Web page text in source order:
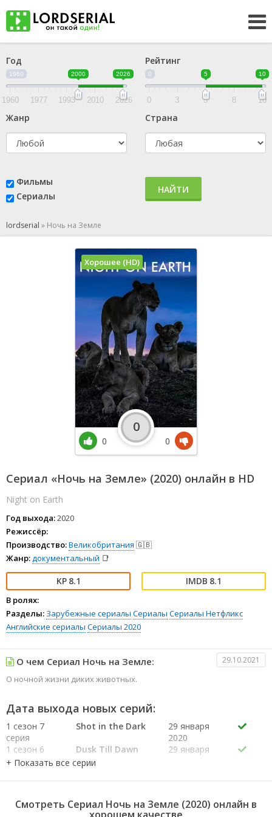
Год
1960 2000 2026
1960 1977 1993 2010 2026
Рейтинг
0 5 10
0 3 5 8 10
Жанр Страна
Фильмы
Сериалы
НАЙТИ
lordserial » Ночь на Земле
Сериал «Ночь на Земле» (2020) онлайн в HD
Night on Earth
Год выхода:2020
Режиссёр:
Производство:Великобритания 🇬🇧
Жанр:документальный 📑
8.1 8.1
В ролях:
Разделы: Зарубежные сериалы Сериалы Сериалы Нетфликс
Английские сериалы Сериалы 2020
Хорошее (HD)
0
0
0
О чем Сериал Ночь на Земле: 29.10.2021
О ночной жизни диких животных.
Дата выхода новых серий:
1 сезон 7
серия
Shot in the Dark
29 января
2020
1 сезон 6
серия
Dusk Till Dawn
29 января
серия
Sleepless Cities
2020
серия
2020
Смотреть Сериал Ночь на Земле (2020) онлайн в